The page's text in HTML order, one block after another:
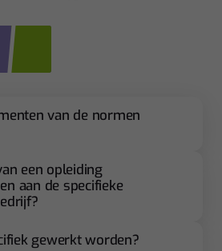
van de normen
een opleiding
aan de specifieke
gewerkt worden?